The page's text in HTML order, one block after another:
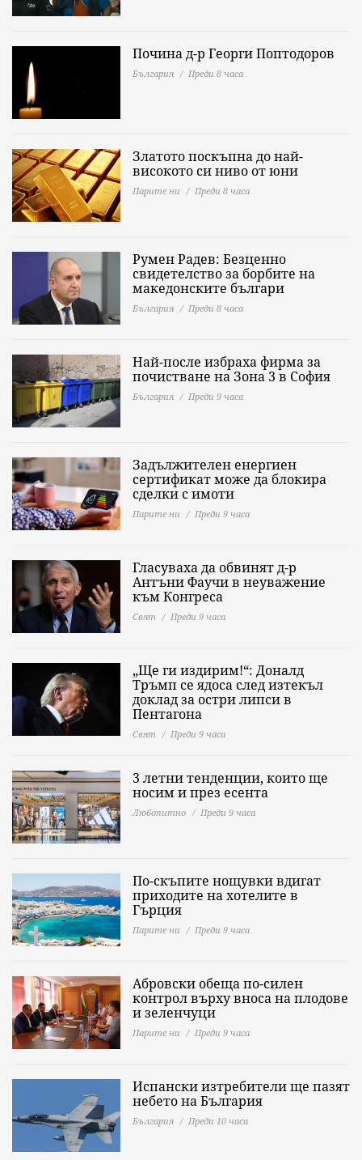
Почина д-р Георги Поптодоров
България Преди 8 часа
Златото поскъпна до най-
високото си ниво от юни
Парите ни Преди 8 часа
Румен Радев: Безценно
свидетелство за борбите на
македонските българи
България Преди 8 часа
Най-после избраха фирма за
почистване на Зона 3 в София
България Преди 9 часа
Задължителен енергиен
сертификат може да блокира
сделки с имоти
Парите ни Преди 9 часа
Гласуваха да обвинят д-р
Антъни Фаучи в неуважение
към Конгреса
Свят Преди 9 часа
„Ще ги издирим!“: Доналд
Тръмп се ядоса след изтекъл
доклад за остри липси в
Пентагона
Свят Преди 9 часа
3 летни тенденции, които ще
носим и през есента
Любопитно Преди 9 часа
По-скъпите нощувки вдигат
приходите на хотелите в
Гърция
Парите ни Преди 9 часа
Абровски обеща по-силен
контрол върху вноса на плодове
и зеленчуци
Парите ни Преди 9 часа
Испански изтребители ще пазят
небето на България
България Преди 10 часа